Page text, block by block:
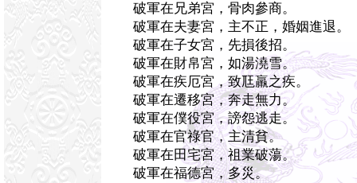
破軍在兄弟宮，骨肉參商。
破軍在夫妻宮，主不正，婚姻進退。
破軍在子女宮，先損後招。
破軍在財帛宮，如湯澆雪。
破軍在疾厄宮，致尫羸之疾。
破軍在遷移宮，奔走無力。
破軍在僕役宮，謗怨逃走。
破軍在官祿官，主清貧。
破軍在田宅宮，祖業破蕩。
破軍在福德宮，多災。